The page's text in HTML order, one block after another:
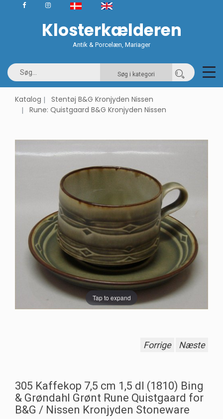
Klosterkælderen
Antik & Porcelæn, Mariager
Søg i kategori
Katalog
Stentøj B&G Kronjyden Nissen
Rune: Quistgaard B&G Kronjyden Nissen
Tap to expand
Forrige Næste
305 Kaffekop 7,5 cm 1,5 dl (1810) Bing
& Grøndahl Grønt Rune Quistgaard for
B&G / Nissen Kronjyden Stoneware